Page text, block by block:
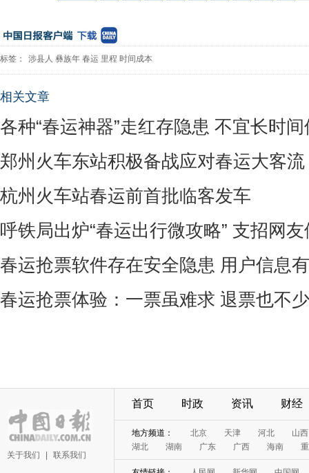
标签： 涉县人 彝族年 春运 里程 时间成本
相关文章
各种“春运神器”走红存隐患 不宜长时
郑州火车东站积极备战应对春运大客流
杭州火车站春运前首批临客发车
呼铁局出炉“春运出行微攻略” 支招网
春运抢票软件存在安全隐患 用户信息
春运抢票体验：一票虽难求 退票也不少
关于我们 联系我们
首页 时政 资讯 财经
地方频道： 北京 天津 河北
山西
湖北
湖南 广东 广西 海南